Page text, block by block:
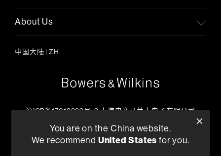
About Us
中国大陆 | ZH
沪ICP备17018229号-3 上海电音马兰士电子有限公司
+86 400-621-0886
工作日上午09:00 ~ 17:45
You are on the China website.
We recommend United States for you.